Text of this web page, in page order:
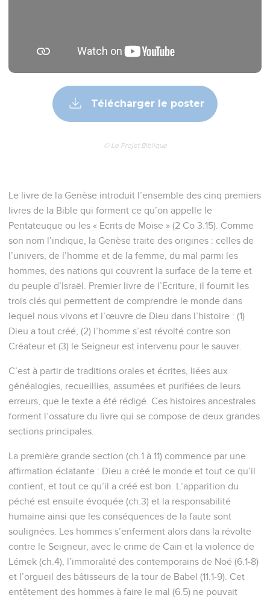
Télécharger le poster
© Le Projet Biblique
Le livre de la Genèse introduit l’ensemble des cinq premiers
livres de la Bible qui forment ce qu’on appelle le
Pentateuque ou les « Ecrits de Moïse » (2 Co 3.15). Comme
son nom l’indique, la Genèse traite des origines : celles de
l’univers, de l’homme et de la femme, du mal parmi les
hommes, des nations qui couvrent la surface de la terre et
du peuple d’Israël. Premier livre de l’Ecriture, il fournit les
trois clés qui permettent de comprendre le monde dans
lequel nous vivons et l’œuvre de Dieu dans l’histoire : (1)
Dieu a tout créé, (2) l’homme s’est révolté contre son
Créateur et (3) le Seigneur est intervenu pour le sauver.
C’est à partir de traditions orales et écrites, liées aux
généalogies, recueillies, assumées et purifiées de leurs
erreurs, que le texte a été rédigé. Ces histoires ancestrales
forment l’ossature du livre qui se compose de deux grandes
sections principales.
La première grande section (ch.1 à 11) commence par une
affirmation éclatante : Dieu a créé le monde et tout ce qu’il
contient, et tout ce qu’il a créé est bon. L’apparition du
péché est ensuite évoquée (ch.3) et la responsabilité
humaine ainsi que les conséquences de la faute sont
soulignées. Les hommes s’enferment alors dans la révolte
contre le Seigneur, avec le crime de Caïn et la violence de
Lémek (ch.4), l’immoralité des contemporains de Noé (6.1-8)
et l’orgueil des bâtisseurs de la tour de Babel (11.1-9). Cet
entêtement des hommes à faire le mal (6.5) ne pouvait